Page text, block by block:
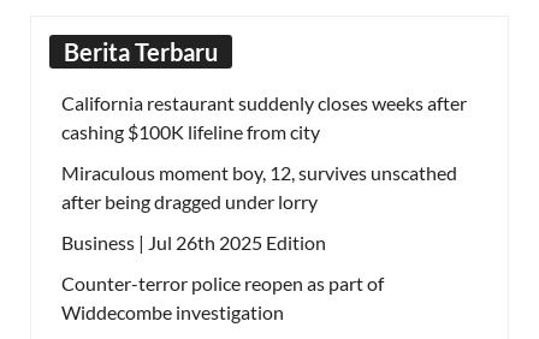
Berita Terbaru
California restaurant suddenly closes weeks after
cashing $100K lifeline from city
Miraculous moment boy, 12, survives unscathed
after being dragged under lorry
Business | Jul 26th 2025 Edition
Counter-terror police reopen as part of
Widdecombe investigation